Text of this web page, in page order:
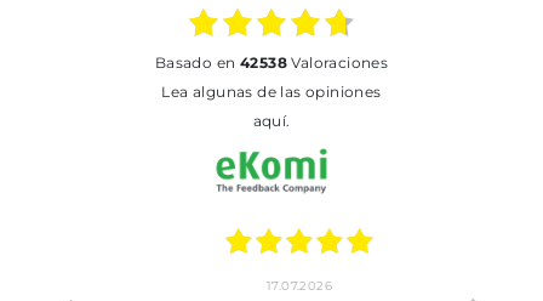
basado en 42538Valoraciones
Lea algunas de las opiniones
aquí.
17.07.2026